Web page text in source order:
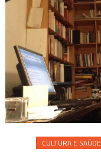
CULTURA E SAÚDE